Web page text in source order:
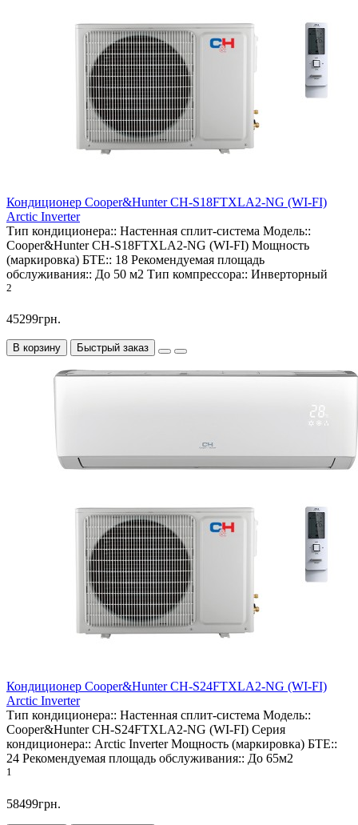
Кондиционер Cooper&Hunter CH-S18FTXLA2-NG (WI-FI)
Arctic Inverter
Тип кондиционера:: Настенная сплит-система Модель::
Cooper&Hunter CH-S18FTXLA2-NG (WI-FI) Мощность
(маркировка) БТЕ:: 18 Рекомендуемая площадь
обслуживания:: До 50 м2 Тип компрессора:: Инверторный
2
45299грн.
В корзину Быстрый заказ
Кондиционер Cooper&Hunter CH-S24FTXLA2-NG (WI-FI)
Arctic Inverter
Тип кондиционера:: Настенная сплит-система Модель::
Cooper&Hunter CH-S24FTXLA2-NG (WI-FI) Серия
кондиционера:: Arctic Inverter Мощность (маркировка) БТЕ::
24 Рекомендуемая площадь обслуживания:: До 65м2
1
58499грн.